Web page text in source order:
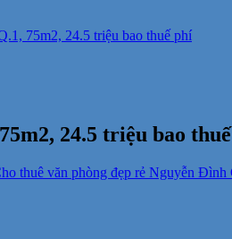
75m2, 24.5 triệu bao thuế phí
24.5 triệu bao
thuê văn phòng đẹp rẻ Nguyễn